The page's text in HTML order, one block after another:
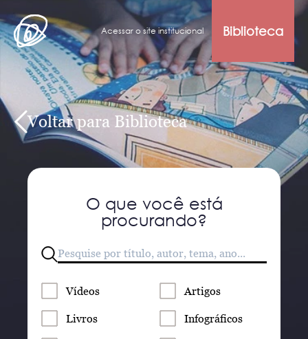
Acessar o site institucional Biblioteca
Voltar para Biblioteca
O que você está
procurando?
Vídeos Artigos
Livros Infográficos